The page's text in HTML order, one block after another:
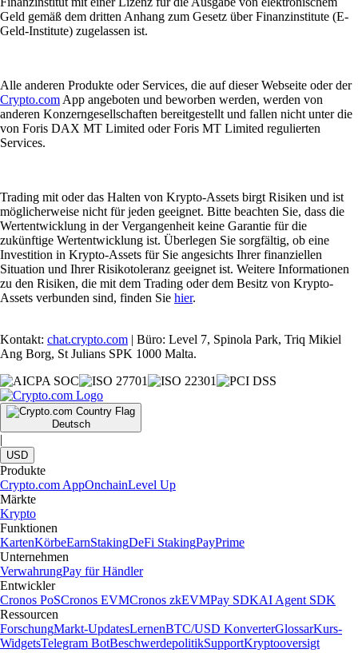
Geld gemäß dem dritten Anhang zum Gesetz über Finanzinstitute (E-
Geld-Institute) zugelassen ist.
Alle anderen Produkte oder Services, die auf dieser Webseite oder der
Crypto.com App angeboten und beworben werden, werden von
anderen Konzerngesellschaften bereitgestellt und fallen nicht unter die
von Foris DAX MT Limited oder Foris MT Limited regulierten
Services.
Trading mit oder das Halten von Krypto-Assets birgt Risiken und ist
möglicherweise nicht für jeden geeignet. Bitte beachten Sie, dass die
Wertentwicklung in der Vergangenheit keine Garantie für die
zukünftige Wertentwicklung ist. Überlegen Sie sorgfältig, ob eine
Investition in Krypto-Assets für Sie angesichts Ihrer finanziellen
Situation und Ihrer Risikotoleranz geeignet ist. Weitere Informationen
zu den Risiken, die mit dem Trading oder dem Besitz von Krypto-
Assets verbunden sind, finden Sie hier.
Kontakt: chat.crypto.com | Büro: Level 7, Spinola Park, Triq Mikiel
Ang Borg, St Julians SPK 1000 Malta.
Deutsch
|
USD
Produkte
Crypto.com AppOnchainLevel Up
Märkte
Krypto
Funktionen
KartenKörbeEarnStakingDeFi StakingPayPrime
Unternehmen
VerwahrungPay für Händler
Entwickler
Cronos PoSCronos EVMCronos zkEVMPay SDKAI Agent SDK
Ressourcen
ForschungMarkt-UpdatesLernenBTC/USD KonverterGlossarKurs-
WidgetsTelegram BotBeschwerdepolitikSupportKryptooversigt